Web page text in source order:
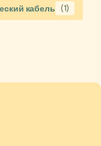
кабель (1)